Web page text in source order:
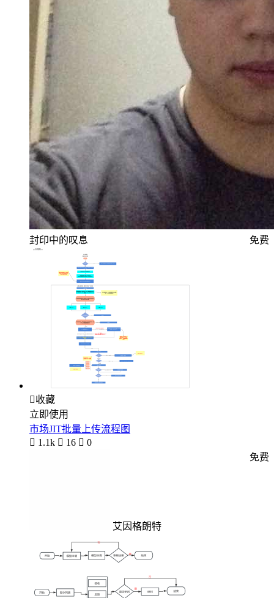
封印中的叹息 免费
收藏
立即使用
市场JIT批量上传流程图
 1.1k  16  0
艾因格朗特
免费